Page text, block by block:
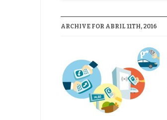
ARCHIVE FOR ABRIL 11TH, 2016